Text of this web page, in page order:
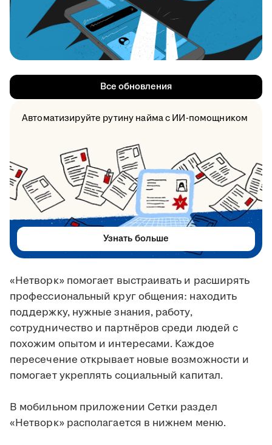
«Нетворк» помогает выстраивать и расширять
профессиональный круг общения: находить
поддержку, нужные знания, работу,
сотрудничество и партнёров среди людей с
похожим опытом и интересами. Каждое
пересечение открывает новые возможности и
помогает укреплять социальный капитал.
В мобильном приложении Сетки раздел
«Нетворк» располагается в нижнем меню.
Все обновления
Автоматизируйте рутину найма с ИИ-помощником
Узнать больше